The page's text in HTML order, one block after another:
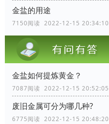
金盐的用途
7150阅读 2022-12-15 20:34:10
金盐如何提炼黄金？
7087阅读 2022-12-15 20:52:05
废旧金属可分为哪几种?
6775阅读 2022-12-15 20:48:20